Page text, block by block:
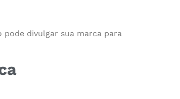
divulgar sua marca para